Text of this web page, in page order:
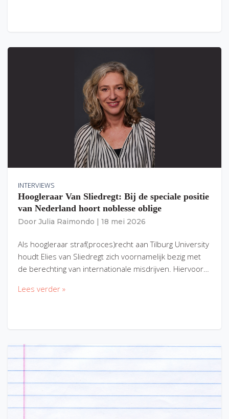
INTERVIEWS
Hoogleraar Van Sliedregt: Bij de speciale positie
van Nederland hoort noblesse oblige
Door Julia Raimondo 18 mei 2026
Als hoogleraar straf(proces)recht aan Tilburg University
houdt Elies van Sliedregt zich voornamelijk bezig met
de berechting van internationale misdrijven. Hiervoor…
Lees verder »